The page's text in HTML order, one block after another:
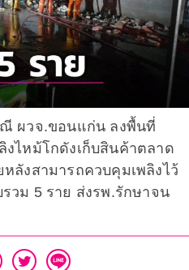
ผวจ.ขอนแก่น ลงพื้นที่
งไหม้โกดังเก็บสินค้าตลาด
ลังสามารถควบคุมเพลิงไว้
วม 5 ราย ส่งรพ.รักษาจน